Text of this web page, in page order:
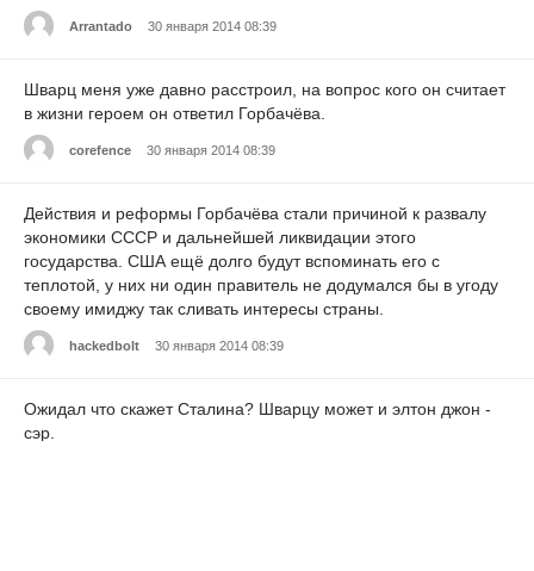
Arrantado 30 января 2014 08:39
Шварц меня уже давно расстроил, на вопрос кого он считает
в жизни героем он ответил Горбачёва.
corefence 30 января 2014 08:39
Действия и реформы Горбачёва стали причиной к развалу
экономики СССР и дальнейшей ликвидации этого
государства. США ещё долго будут вспоминать его с
теплотой, у них ни один правитель не додумался бы в угоду
своему имиджу так сливать интересы страны.
hackedbolt 30 января 2014 08:39
Ожидал что скажет Сталина? Шварцу может и элтон джон -
сэр.